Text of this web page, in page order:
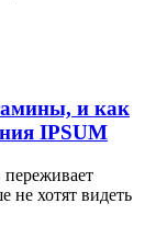
и как
IPSUM
не хотят видеть